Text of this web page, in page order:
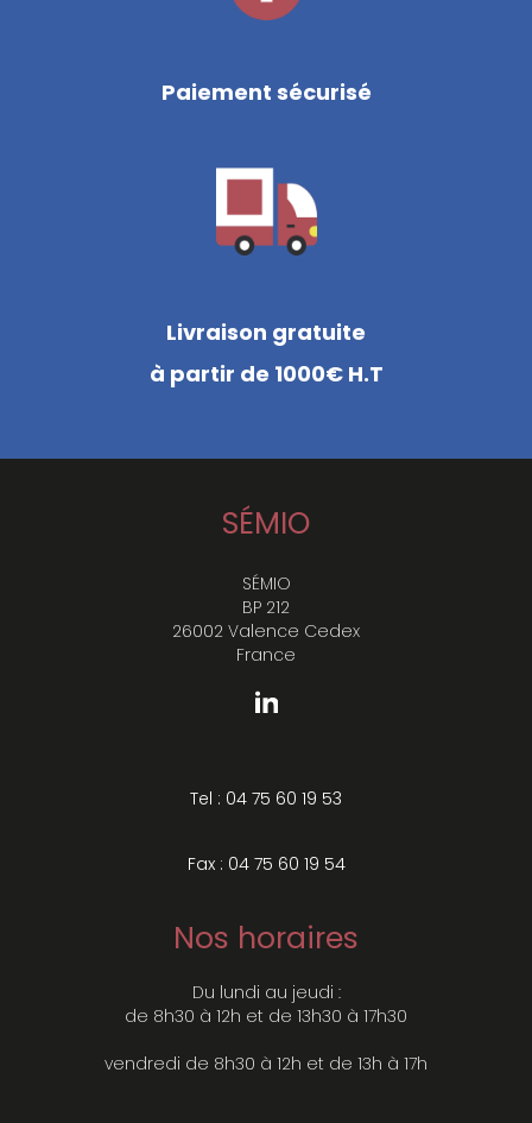
Paiement sécurisé
Livraison gratuite
à partir de 1000€ H.T
SÉMIO
SÉMIO
BP 212
26002 Valence Cedex
France
Tel : 04 75 60 19 53
Fax : 04 75 60 19 54
Nos horaires
Du lundi au jeudi :
de 8h30 à 12h et de 13h30 à 17h30
vendredi de 8h30 à 12h et de 13h à 17h